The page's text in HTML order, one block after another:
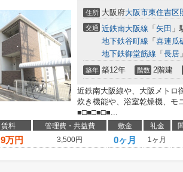
住所 大阪府大阪市東住吉区
交通 近鉄南大阪線 「 矢田 」
地下鉄谷町線 「 喜連瓜
地下鉄御堂筋線 「 長居
築年 築12年 階数 2階建
近鉄南大阪線や、大阪メトロ
炊き機能や、浴室乾燥機、モ
■□■□■□■...
賃料 管理費・共益費 敷金 礼金
万円 3,500円 0ヶ月 1ヶ月